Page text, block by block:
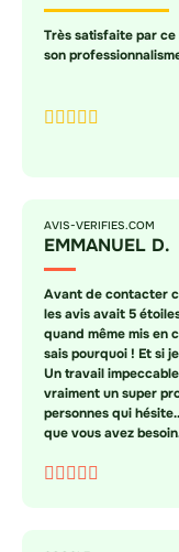
Très satisfaite par
son
AVIS-VERIFIES.COM
EMMANUEL D.
Avant de contacter
les avis avait 5
quand même mis en
sais pourquoi ! Et si
Un travail
vraiment un super
personnes qui
que vous avez